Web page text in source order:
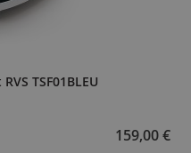
TSF01BLEU
159,00 €